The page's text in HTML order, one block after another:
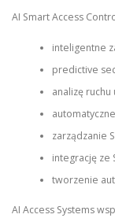
AI Smart Access
inteligentne
predictive
analizę
zarządzanie
integrację ze
tworzenie
AI Access Systems